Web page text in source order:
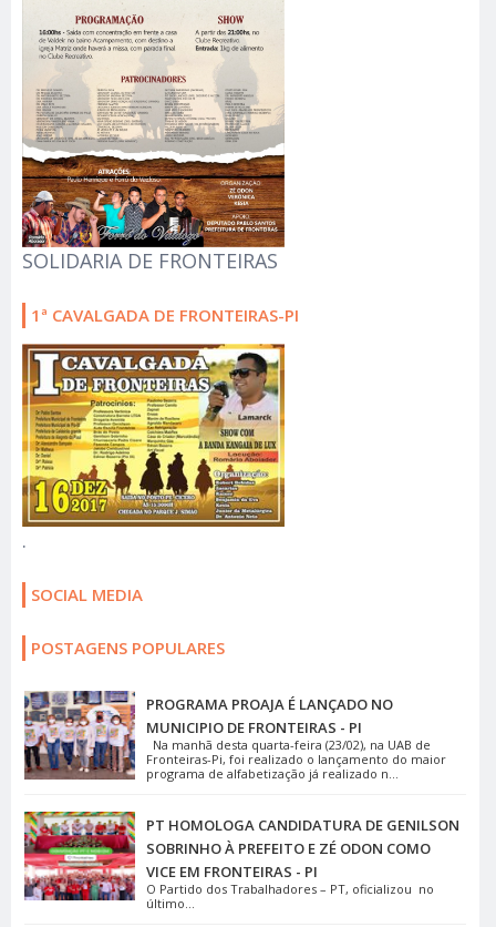
SOLIDARIA DE FRONTEIRAS
1ª CAVALGADA DE FRONTEIRAS-PI
.
SOCIAL MEDIA
POSTAGENS POPULARES
PROGRAMA PROAJA É LANÇADO NO
MUNICIPIO DE FRONTEIRAS - PI
Na manhã desta quarta-feira (23/02), na UAB de
Fronteiras-Pi, foi realizado o lançamento do maior
programa de alfabetização já realizado n...
PT HOMOLOGA CANDIDATURA DE GENILSON
SOBRINHO À PREFEITO E ZÉ ODON COMO
VICE EM FRONTEIRAS - PI
O Partido dos Trabalhadores – PT, oficializou no
último...